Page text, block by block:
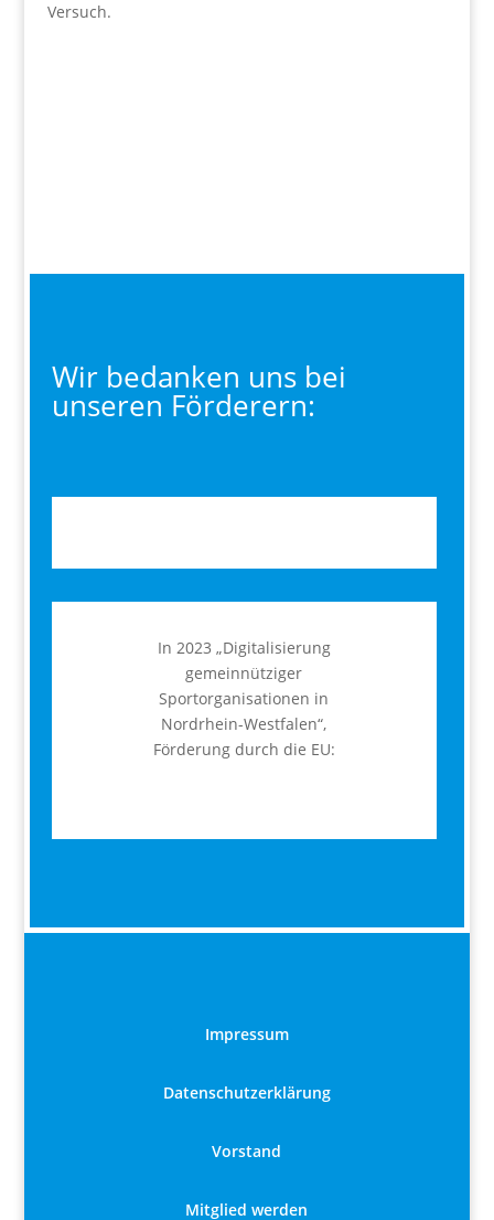
Versuch.
Wir bedanken uns bei
unseren Förderern:
In 2023 „Digitalisierung
gemeinnütziger
Sportorganisationen in
Nordrhein-Westfalen“,
Förderung durch die EU:
Impressum
Datenschutzerklärung
Vorstand
Mitglied werden